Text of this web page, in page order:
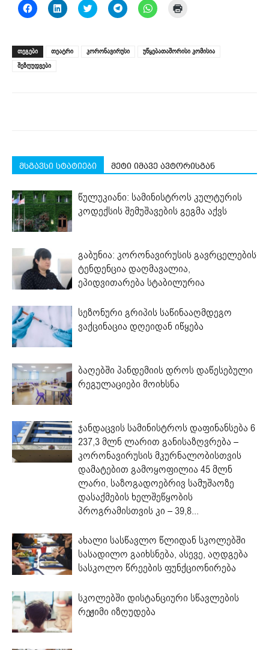
Click
to
(Opens
in
new
window)
Click
to
(Opens
in
Click
to
(Opens
in
Click
to
(Opens
in
Click
to
(Opens
in
new
window)
ᲗᲔᲒᲔᲑᲘ თეატრი კორონავირუსი
უწყებათაშორისი კომისია
შეზღუდვები
მსგავსი სტატიები მეტი იმავე ავტორისგან
წულუკიანი: სამინისტროს კულტურის
კოდექსის შემუშავების გეგმა აქვს
გაბუნია: კორონავირუსის გავრცელების
ტენდენცია დაღმავალია,
ეპიდვითარება სტაბილურია
სეზონური გრიპის საწინააღმდეგო
ვაქცინაცია დღეიდან იწყება
ბაღებში პანდემიის დროს დაწესებული
რეგულაციები მოიხსნა
ჯანდაცვის სამინისტროს დაფინანსება 6
237,3 მლნ ლარით განისაზღვრება –
კორონავირუსის მკურნალობისთვის
დამატებით გამოყოფილია 45 მლნ
ლარი, საზოგადოებრივ სამუშაოზე
დასაქმების ხელშეწყობის
პროგრამისთვის კი – 39,8...
ახალი სასწავლო წლიდან სკოლებში
სასადილო გაიხსნება, ასევე, აღდგება
სასკოლო წრეების ფუნქციონირება
სკოლებში დისტანციური სწავლების
რეჟიმი იზღუდება